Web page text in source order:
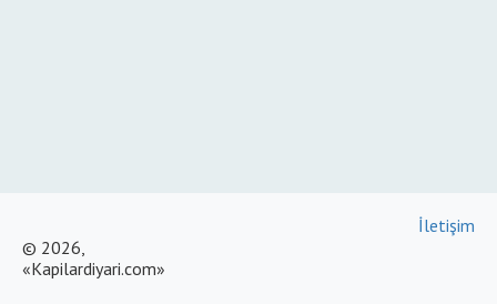
© 2026,
«Kapilardiyari.com»
İletişim